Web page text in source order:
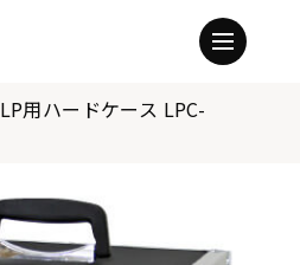
LP用ハードケース LPC-